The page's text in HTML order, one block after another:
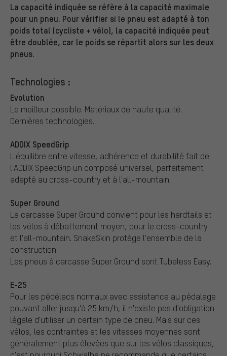
La capacité indiquée se réfère à la capacité maximale
pour un pneu. Pour vérifier si le pneu est adapté à ton
poids total (cycliste + vélo), la capacité indiquée peut
être doublée, car le poids se répartit alors sur les deux
pneus.
Technologies :
Evolution
Le meilleur possible. Matériaux de haute qualité.
Dernières technologies.
ADDIX SpeedGrip
L'équilibre entre vitesse, adhérence et durabilité fait de
l'ADDIX SpeedGrip un composé universel, parfaitement
adapté au cross-country et à l'all-mountain.
Super Ground
La carcasse Super Ground convient pour les hardtails et
les vélos à débattement moyen, pour le cross-country
et l'all-mountain. SnakeSkin protège l'ensemble de la
construction.
Les pneus à carcasse Super Ground sont Tubeless Easy.
E-25
Pour les pédélecs normaux avec assistance au pédalage
pouvant aller jusqu'à 25 km/h, il n'existe pas d'obligation
légale d'utiliser un certain type de pneu. Mais sur ces
vélos, les contraintes et les vitesses moyennes sont
généralement plus élevées que sur les vélos classiques,